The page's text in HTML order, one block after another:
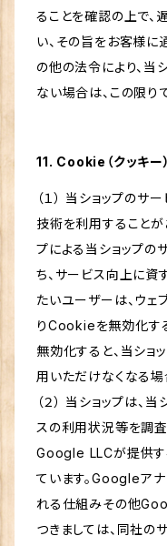
ることを確認の上で
い、その旨をお客様に
の他の法令により、当
ない場合は、この限り
11. Cookie（クッキー
（１） 当ショップの
技術を利用することが
プによる当ショップ
ち、サービス向上に
たいユーザーは、ウェ
りCookieを無効化す
無効化すると、当ショ
用いただけなくなる場
（２） 当ショップは、
スの利用状況等を調
Google LLCが提供す
ています。Googleアナ
れる仕組みその他
つきましては、同社の